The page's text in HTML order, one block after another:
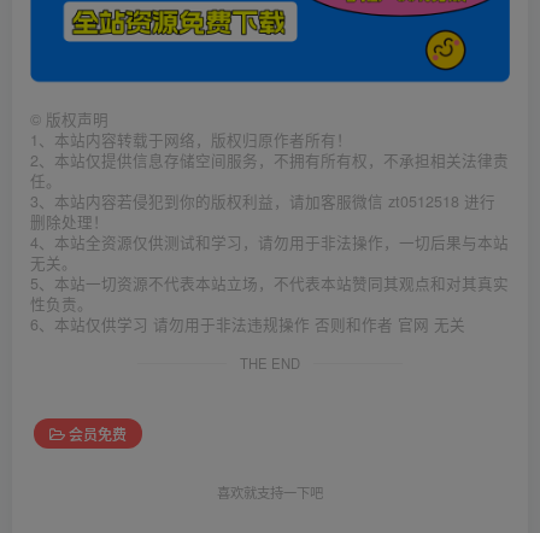
© 版权声明
1、本站内容转载于网络，版权归原作者所有！
2、本站仅提供信息存储空间服务，不拥有所有权，不承担相关法律责
任。
3、本站内容若侵犯到你的版权利益，请加客服微信 zt0512518 进行
删除处理！
4、本站全资源仅供测试和学习，请勿用于非法操作，一切后果与本站
无关。
5、本站一切资源不代表本站立场，不代表本站赞同其观点和对其真实
性负责。
6、本站仅供学习 请勿用于非法违规操作 否则和作者 官网 无关
THE END
会员免费
喜欢就支持一下吧